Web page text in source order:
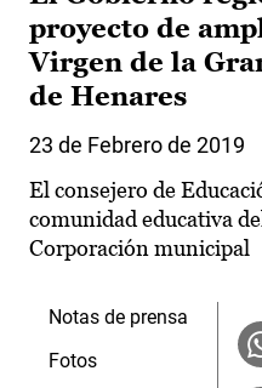
proyecto de
Virgen de la
de Henares
23 de Febrero de 2019
El consejero de
comunidad educativa
Corporación municipal
Notas de prensa
Fotos